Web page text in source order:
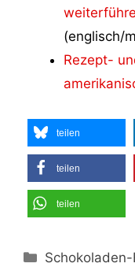
(englisch/
Rezept-
teilen
teilen
teilen
Kategorien